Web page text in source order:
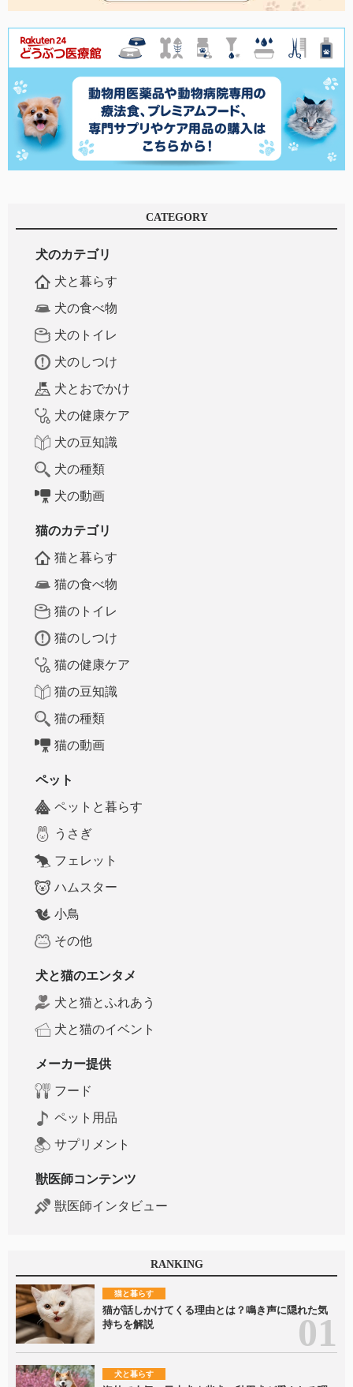
CATEGORY
犬のカテゴリ
犬と暮らす
犬の食べ物
犬のトイレ
犬のしつけ
犬とおでかけ
犬の健康ケア
犬の豆知識
犬の種類
犬の動画
猫のカテゴリ
猫と暮らす
猫の食べ物
猫のトイレ
猫のしつけ
猫の健康ケア
猫の豆知識
猫の種類
猫の動画
ペット
ペットと暮らす
うさぎ
フェレット
ハムスター
小鳥
その他
犬と猫のエンタメ
犬と猫とふれあう
犬と猫のイベント
メーカー提供
フード
ペット用品
サプリメント
獣医師コンテンツ
獣医師インタビュー
RANKING
猫と暮らす
猫が話しかけてくる理由とは？鳴き声に隠れた気
持ちを解説
犬と暮らす